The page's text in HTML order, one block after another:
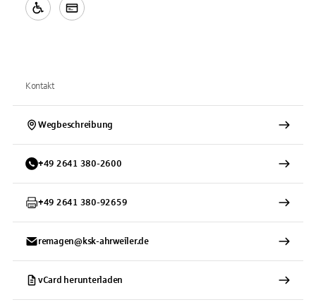
Kontakt
Wegbeschreibung
+49 2641 380-2600
+49 2641 380-92659
remagen@ksk-ahrweiler.de
vCard herunterladen